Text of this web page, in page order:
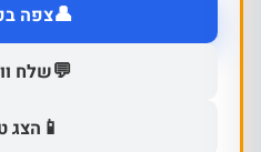
👤צפה
💬שלח
📱 הצג